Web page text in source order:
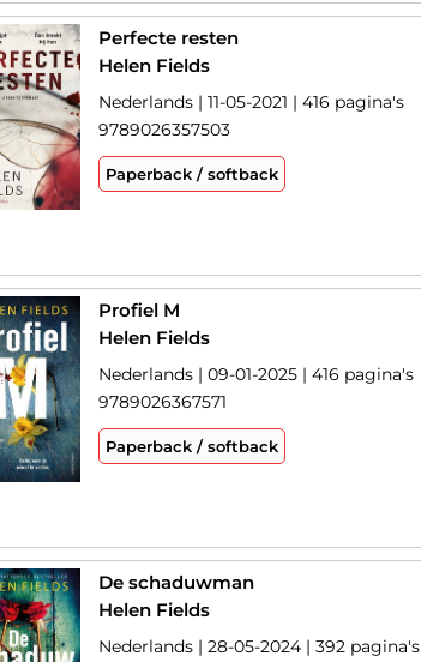
Perfecte resten
Helen Fields
Nederlands | 11-05-2021 | 416 pagina's
9789026357503
Paperback / softback
Profiel M
Helen Fields
Nederlands | 09-01-2025 | 416 pagina's
9789026367571
Paperback / softback
De schaduwman
Helen Fields
Nederlands | 28-05-2024 | 392 pagina's